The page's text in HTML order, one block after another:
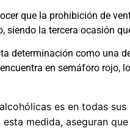
que la prohibición de
siendo la tercera ocasión
determinación como una
en semáforo rojo,
es en todas
medida, aseguran